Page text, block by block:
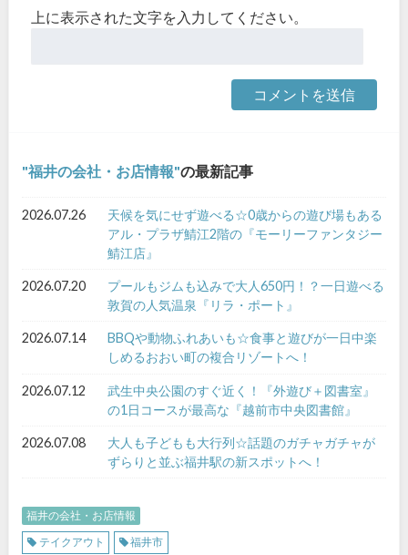
上に表示された文字を入力してください。
福井の会社・お店情報 の最新記事
2026.07.26
天候を気にせず遊べる☆0歳からの遊び場もある
アル・プラザ鯖江2階の『モーリーファンタジー
鯖江店』
2026.07.20
プールもジムも込みで大人650円！？一日遊べる
敦賀の人気温泉『リラ・ポート』
2026.07.14
BBQや動物ふれあいも☆食事と遊びが一日中楽
しめるおおい町の複合リゾートへ！
2026.07.12
武生中央公園のすぐ近く！『外遊び＋図書室』
の1日コースが最高な『越前市中央図書館』
2026.07.08
大人も子どもも大行列☆話題のガチャガチャが
ずらりと並ぶ福井駅の新スポットへ！
福井の会社・お店情報
テイクアウト
福井市